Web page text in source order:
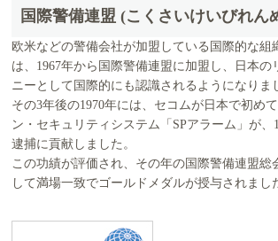
国際警備連盟 (こくさいけいびれん
欧米などの警備会社が加盟している国際的な組
は、1967年から国際警備連盟に加盟し、日本の
ニーとして国際的にも認識されるようになりま
その3年後の1970年には、セコムが日本で初め
ン・セキュリティシステム「SPアラーム」が、
逮捕に貢献しました。
この功績が評価され、その年の国際警備連盟総
して満場一致でゴールドメダルが授与されまし